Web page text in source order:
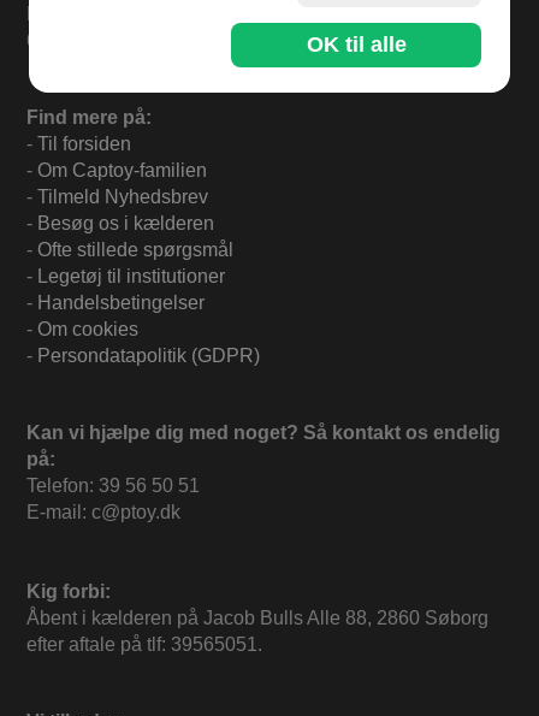
60 dages returret.
Find mere på:
- Til forsiden
- Om Captoy-familien
- Tilmeld Nyhedsbrev
- Besøg os i kælderen
- Ofte stillede spørgsmål
- Legetøj til institutioner
- Handelsbetingelser
- Om cookies
- Persondatapolitik (GDPR)
Kan vi hjælpe dig med noget? Så kontakt os endelig
på:
Telefon: 39 56 50 51
E-mail: c@ptoy.dk
Kig forbi:
Åbent i kælderen på Jacob Bulls Alle 88, 2860 Søborg
efter aftale på tlf: 39565051.
OK til alle